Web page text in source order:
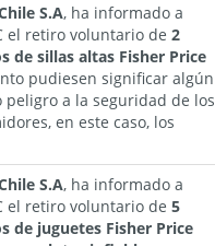
S.A, ha informado a
el retiro voluntario de 2
de sillas altas Fisher Price
pudiesen significar algún
peligro a la seguridad de los
en este caso, los
S.A, ha informado a
el retiro voluntario de 5
de juguetes Fisher Price